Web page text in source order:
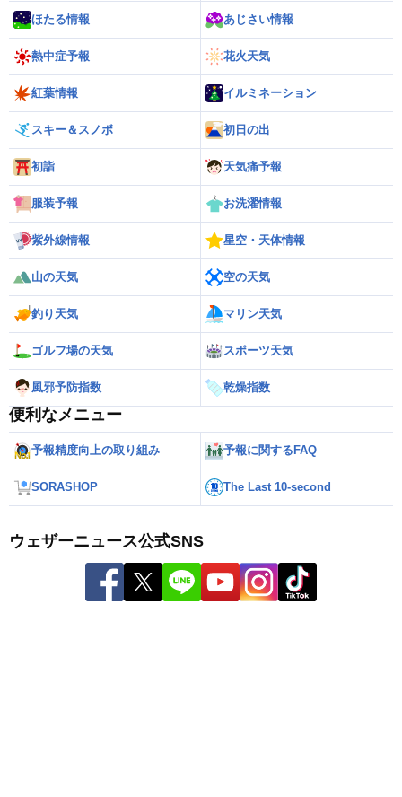
ほたる情報 あじさい情報
熱中症予報 花火天気
紅葉情報 イルミネーション
スキー＆スノボ 初日の出
初詣 天気痛予報
服装予報 お洗濯情報
紫外線情報 星空・天体情報
山の天気 空の天気
釣り天気 マリン天気
ゴルフ場の天気 スポーツ天気
風邪予防指数 乾燥指数
便利なメニュー
予報精度向上の取り組み 予報に関するFAQ
SORASHOP The Last 10-second
ウェザーニュース公式SNS